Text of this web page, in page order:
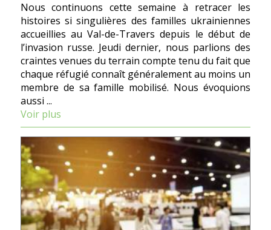
Nous continuons cette semaine à retracer les
histoires si singulières des familles ukrainiennes
accueillies au Val-de-Travers depuis le début de
l’invasion russe. Jeudi dernier, nous parlions des
craintes venues du terrain compte tenu du fait que
chaque réfugié connaît généralement au moins un
membre de sa famille mobilisé. Nous évoquions
aussi ...
Voir plus